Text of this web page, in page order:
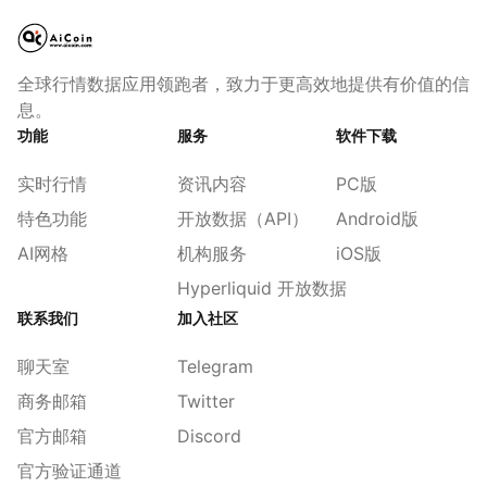
全球行情数据应用领跑者，致力于更高效地提供有价值的信
息。
功能
实时行情
特色功能
AI网格
服务
资讯内容
开放数据（API）
机构服务
Hyperliquid 开放数据
软件下载
PC版
Android版
iOS版
联系我们
聊天室
商务邮箱
官方邮箱
官方验证通道
加入社区
Telegram
Twitter
Discord